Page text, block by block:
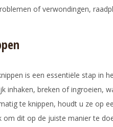
of verwondingen,
is een essentiële stap in
inhaken, breken of ingroeien,
te knippen, houdt u ze op
om dit op de juiste manier te